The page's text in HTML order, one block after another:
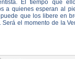
El tiempo que
a quienes esperan al
que los libere en
el momento de la